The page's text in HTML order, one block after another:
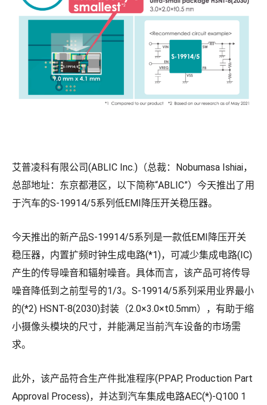
艾普凌科有限公司(ABLIC Inc.)（总裁：Nobumasa Ishiai，
总部地址：东京都港区，以下简称“ABLIC”）今天推出了用
于汽车的S-19914/5系列低EMI降压开关稳压器。
今天推出的新产品S-19914/5系列是一款低EMI降压开关
稳压器，内置扩频时钟生成电路(*1)，可减少集成电路(IC)
产生的传导噪音和辐射噪音。具体而言，该产品可将传导
噪音降低到之前型号的1/3。S-19914/5系列采用业界最小
的(*2) HSNT-8(2030)封装（2.0×3.0×t0.5mm），有助于缩
小摄像头模块的尺寸，并能满足当前汽车设备的市场需
求。
此外，该产品符合生产件批准程序(PPAP, Production Part
Approval Process)，并达到汽车集成电路AEC(*)-Q100 1